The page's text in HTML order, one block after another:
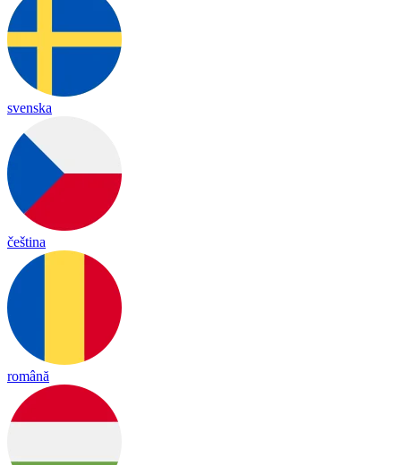
svenska
čeština
română